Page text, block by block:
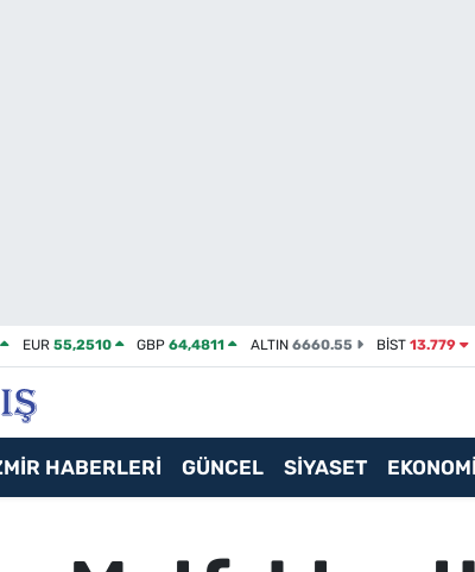
EUR 55,2510 GBP64,4811 ALTIN 6660.55 BİST13.779
HABERLERİ GÜNCEL SİYASET EKONOMİ